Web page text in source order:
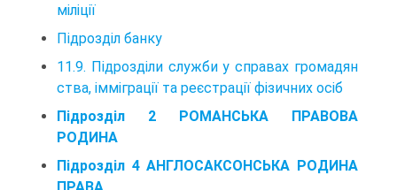
міліції
Підрозділ банку
11.9. Підрозділи служби у справах громадян
ства, імміграції та реєстрації фізичних осіб
Підрозділ 2 РОМАНСЬКА ПРАВОВА
РОДИНА
Підрозділ 4 АНГЛОСАКСОНСЬКА РОДИНА